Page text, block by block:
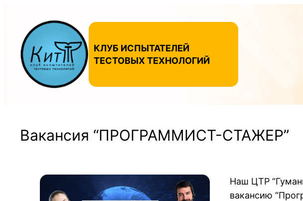
содержимому
КЛУБ ИСПЫТАТЕЛЕЙ
ТЕСТОВЫХ ТЕХНОЛОГИЙ
Вакансия “ПРОГРАММИСТ-СТАЖЕР”
Наш ЦТР
вакансию